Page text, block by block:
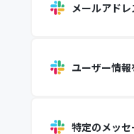
メールアド
ユーザー情
特定のメッ